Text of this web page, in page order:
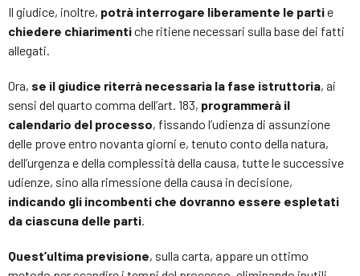
Il giudice, inoltre, potrà interrogare liberamente le partie
chiedere chiarimentiche ritiene necessari sulla base dei fatti
allegati.
Ora, se il giudice riterrà necessaria la fase istruttoria, ai
sensi del quarto comma dell’art. 183, programmerà il
calendario del processo, fissando l’udienza di assunzione
delle prove entro novanta giorni e, tenuto conto della natura,
dell’urgenza e della complessità della causa, tutte le successive
udienze, sino alla rimessione della causa in decisione,
indicando gli incombenti che dovranno essere espletati
da ciascuna delle parti.
Quest’ultima previsione, sulla carta, appare un ottimo